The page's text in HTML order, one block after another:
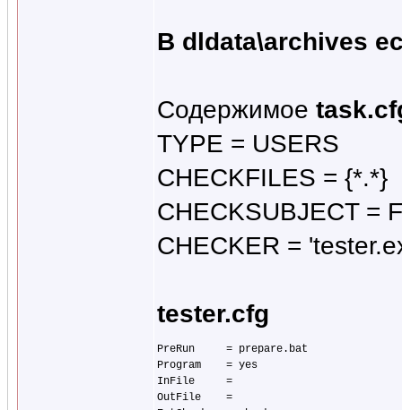
В dldata\archives
Содержимое
TYPE = USERS
CHECKFILES = {*.*}
CHECKSUBJECT =
CHECKER =
tester.cfg
PreRun     = prepare.bat
Program    = yes
InFile     =
OutFile    =